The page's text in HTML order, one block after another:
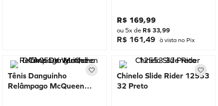
R$ 169,99
ou 5x de R$ 33,99
R$ 161,49 à vista no Pix
Tênis Danguinho
Relâmpago McQueen
Chinelo Slide Rider 12553
32 Preto